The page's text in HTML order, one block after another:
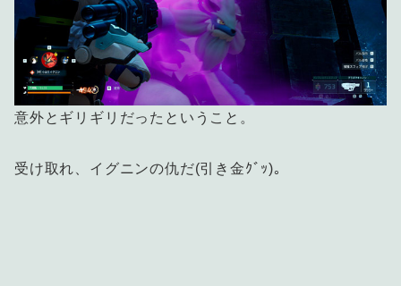
意外とギリギリだったということ。
受け取れ、イグニンの仇だ(引き金ｸﾞｯ)。